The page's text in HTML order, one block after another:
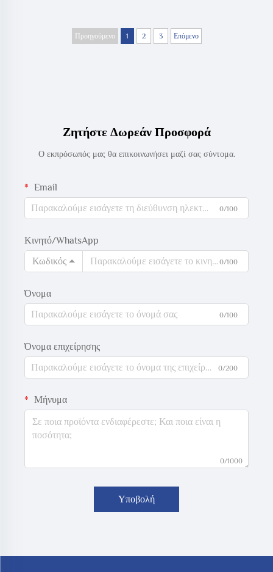
Προηγούμενο 1 2 3 Επόμενο
Ζητήστε Δωρεάν Προσφορά
Ο εκπρόσωπός μας θα επικοινωνήσει μαζί σας σύντομα.
Email
0/100
Κινητό/WhatsApp
Κωδικός
0/100
Όνομα
0/100
Όνομα επιχείρησης
0/200
Μήνυμα
0/1000
Υποβολή